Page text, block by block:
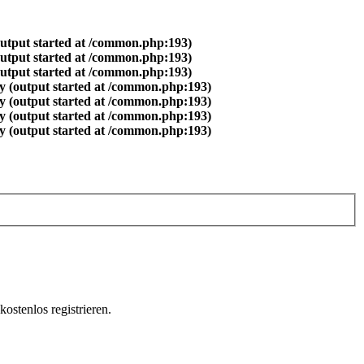
started at /common.php:193)
started at /common.php:193)
started at /common.php:193)
(output started at /common.php:193)
(output started at /common.php:193)
(output started at /common.php:193)
(output started at /common.php:193)
registrieren.